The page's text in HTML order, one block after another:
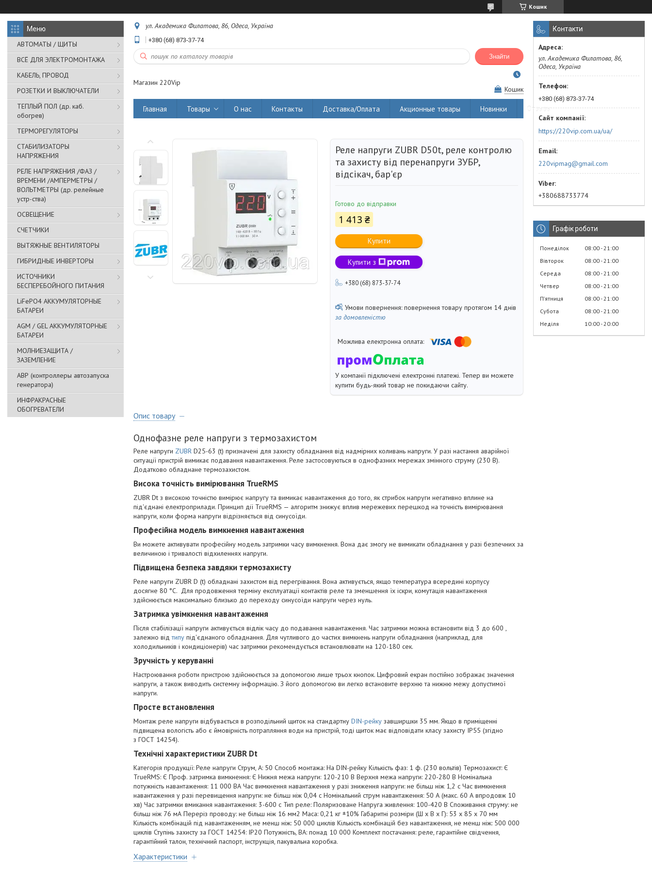
Кошик
АВТОМАТЫ / ЩИТЫ
ВСЁ ДЛЯ ЭЛЕКТРОМОНТАЖА
КАБЕЛЬ, ПРОВОД
РОЗЕТКИ И ВЫКЛЮЧАТЕЛИ
ТЕПЛЫЙ ПОЛ (др. каб.
обогрев)
ТЕРМОРЕГУЛЯТОРЫ
СТАБИЛИЗАТОРЫ
НАПРЯЖЕНИЯ
РЕЛЕ НАПРЯЖЕНИЯ /ФАЗ /
ВРЕМЕНИ /АМПЕРМЕТРЫ /
ВОЛЬТМЕТРЫ (др. релейные
устр-ства)
ОСВЕЩЕНИЕ
СЧЕТЧИКИ
ВЫТЯЖНЫЕ ВЕНТИЛЯТОРЫ
ГИБРИДНЫЕ ИНВЕРТОРЫ
ИСТОЧНИКИ
БЕСПЕРЕБОЙНОГО ПИТАНИЯ
LiFePO4 АККУМУЛЯТОРНЫЕ
БАТАРЕИ
AGM / GEL АККУМУЛЯТОРНЫЕ
БАТАРЕИ
МОЛНИЕЗАЩИТА /
ЗАЗЕМЛЕНИЕ
АВР (контроллеры автозапуска
генератора)
ИНФРАКРАСНЫЕ
ОБОГРЕВАТЕЛИ
ул. Академика Филатова, 86, Одеса, Україна
+380 (68) 873-37-74
Знайти
Магазин 220Vip
Кошик
Главная Товары О нас Контакты Доставка/Оплата Акционные товары Новинки Отзывы
Реле напруги ZUBR D50t, реле контролю
та захисту від перенапруги ЗУБР,
відсікач, бар'єр
Готово до відправки
1 413 ₴
Купити
Купити з
+380 (68) 873-37-74
повернення товару протягом 14 днів
за домовленістю
У компанії підключені електронні платежі. Тепер ви можете
купити будь-який товар не покидаючи сайту.
Опис товару
Однофазне реле напруги з термозахистом
Реле напруги ZUBR D25-63 (t) призначені для захисту обладнання від надмірних коливань напруги. У разі настання аварійної
ситуації пристрій вимикає подавання навантаження. Реле застосовуються в однофазних мережах змінного струму (230 В).
Додатково обладнане термозахистом.
Висока точність вимірювання TrueRMS
ZUBR Dt з високою точністю вимірює напругу та вимикає навантаження до того, як стрибок напруги негативно вплине на
під'єднані електроприлади. Принцип дії TrueRMS — алгоритм знижує вплив мережевих перешкод на точність вимірювання
напруги, коли форма напруги відрізняється від синусоїди.
Професійна модель вимкнення навантаження
Ви можете активувати професійну модель затримки часу вимкнення. Вона дає змогу не вимикати обладнання у разі безпечних за
величиною і тривалості відхиленнях напруги.
Підвищена безпека завдяки термозахисту
Реле напруги ZUBR D (t) обладнані захистом від перегрівання. Вона активується, якщо температура всередині корпусу
досягне 80 °С. Для продовження терміну експлуатації контактів реле та зменшення їх іскри, комутація навантаження
здійснюється максимально близько до переходу синусоїди напруги через нуль.
Затримка увімкнення навантаження
Після стабілізації напруги активується відлік часу до подавання навантаження. Час затримки можна встановити від 3 до 600 ,
залежно відтипу під'єднаного обладнання. Для чутливого до частих вимкнень напруги обладнання (наприклад, для
холодильників і кондиціонерів) час затримки рекомендується встановлювати на 120-180 сек.
Зручність у керуванні
Настроювання роботи пристрою здійснюється за допомогою лише трьох кнопок. Цифровий екран постійно зображає значення
напруги, а також виводить системну інформацію. З його допомогою ви легко встановите верхню та нижню межу допустимої
напруги.
Просте встановлення
Монтаж реле напруги відбувається в розподільний щиток на стандартну DIN-рейку завширшки 35 мм. Якщо в приміщенні
підвищена вологість або є ймовірність потрапляння води на пристрій, тоді щиток має відповідати класу захисту IP55 (згідно
з ГОСТ 14254).
Технічні характеристики ZUBR Dt
Категорія продукції: Реле напруги Струм, А: 50 Способ монтажа: На DIN-рейку Кількість фаз: 1 ф. (230 вольтів) Термозахист: Є
TrueRMS: Є Проф. затримка вимкнення: Є Нижня межа напруги: 120-210 В Верхня межа напруги: 220-280 В Номінальна
потужність навантаження: 11 000 ВА Час вимкнення навантаження у разі зниження напруги: не більш ніж 1,2 с Час вимкнення
навантаження у разі перевищення напруги: не більш ніж 0,04 с Номінальний струм навантаження: 50 А (макс. 60 А впродовж 10
хв) Час затримки вмикання навантаження: 3-600 с Тип реле: Поляризоване Напруга живлення: 100-420 В Споживання струму: не
більш ніж 76 мА Переріз проводу: не більш ніж 16 мм2 Маса: 0,21 кг ±10% Габаритні розміри (Ш х В х Г): 53 х 85 х 70 мм
Кількість комбінацій під навантаженням, не менш ніж: 50 000 циклів Кількість комбінацій без навантаження, не менш ніж: 500 000
циклів Ступінь захисту за ГОСТ 14254: IP20 Потужність, ВА: понад 10 000 Комплект постачання: реле, гарантійне свідчення,
гарантійний талон, технічний паспорт, інструкція, пакувальна коробка.
Характеристики
Контакти
ул. Академика Филатова, 86,
Одеса, Україна
+380 (68) 873-37-74
https://220vip.com.ua/ua/
220vipmag@gmail.com
+380688733774
Графік роботи
Понеділок 08:00 21:00
Вівторок
08:00 21:00
Середа
08:00 21:00
Четвер
08:00 21:00
Пʼятниця
08:00 21:00
Субота
08:00 21:00
Неділя
10:00 20:00